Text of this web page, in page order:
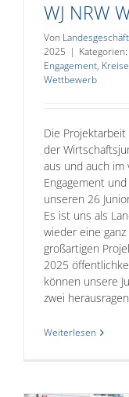
WJ NRW
Von
2025 | Kategorien:
Engagement, Kreise
Wettbewerb
Die
der
aus und auch im
Engagement
unseren 26
Es ist uns als
wieder eine
großartigen
2025
können unsere
zwei
Weiterlesen